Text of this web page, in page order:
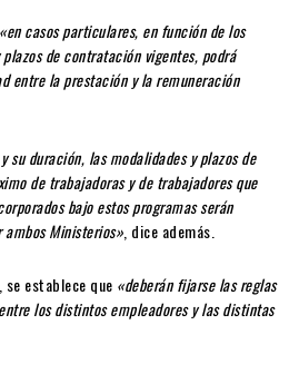
«en casos particulares, en función de los
de contratación vigentes, podrá
entre la prestación y la remuneración
su duración, las modalidades y plazos de
de trabajadoras y de trabajadores que
bajo estos programas serán
Ministerios», dice además.
se establece que «deberán fijarse las reglas
los distintos empleadores y las distintas